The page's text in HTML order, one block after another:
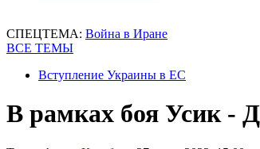
СПЕЦТЕМА: Война в Иране
ВСЕ ТЕМЫ
Вступление Украины в ЕС
В рамках боя Усик -